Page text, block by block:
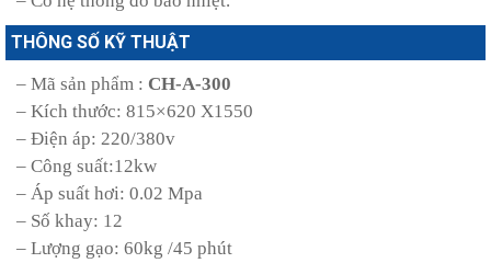
THÔNG SỐ KỸ THUẬT
– Mã sản phẩm : CH-A-300
– Kích thước: 815×620 X1550
– Điện áp: 220/380v
– Công suất:12kw
– Áp suất hơi: 0.02 Mpa
– Số khay: 12
– Lượng gạo: 60kg /45 phút